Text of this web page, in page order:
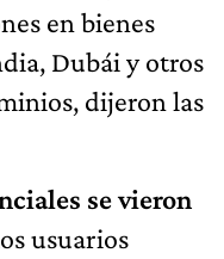
en bienes
Dubái y otros
dijeron las
se vieron
usuarios